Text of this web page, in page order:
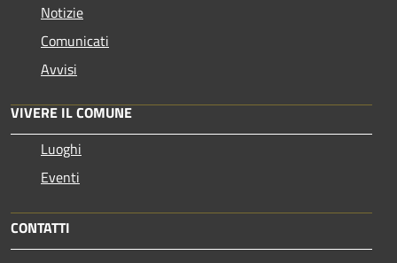
Notizie
Comunicati
Avvisi
VIVERE IL COMUNE
Luoghi
Eventi
CONTATTI